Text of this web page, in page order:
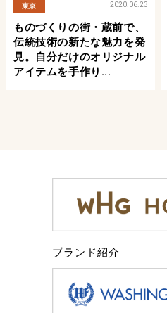
東京 2020.06.23
ものづくりの街・蔵前で、
伝統技術の新たな魅力を発
見。自分だけのオリジナル
アイテムを手作り...
ブランド紹介